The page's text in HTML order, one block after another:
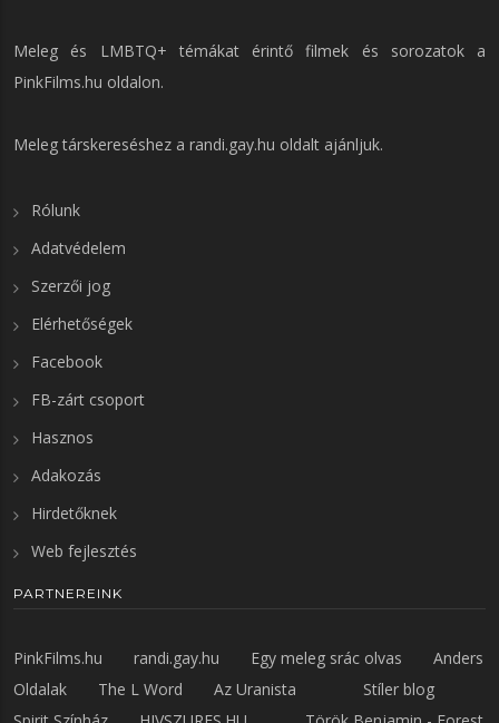
Meleg és LMBTQ+ témákat érintő filmek és sorozatok a
PinkFilms.hu oldalon.
Meleg társkereséshez a randi.gay.hu oldalt ajánljuk.
Rólunk
Adatvédelem
Szerzői jog
Elérhetőségek
Facebook
FB-zárt csoport
Hasznos
Adakozás
Hirdetőknek
Web fejlesztés
PARTNEREINK
PinkFilms.hu randi.gay.hu Egy meleg srác olvas
Anders
Oldalak
The L Word Az Uranista
Stíler blog